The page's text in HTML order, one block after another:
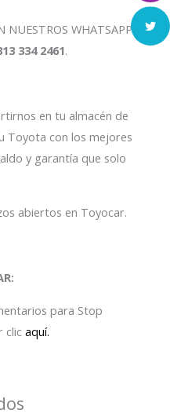
NUESTROS WHATSAPP
334 2461.
en tu almacén de
Toyota con los mejores
y garantía que solo
abiertos en Toyocar.
para Stop
clicaquí.